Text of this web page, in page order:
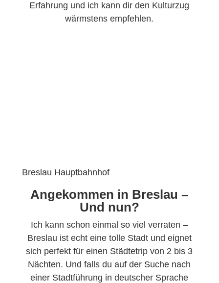
Erfahrung und ich kann dir den Kulturzug
wärmstens empfehlen.
Breslau Hauptbahnhof
Angekommen in Breslau –
Und nun?
Ich kann schon einmal so viel verraten –
Breslau ist echt eine tolle Stadt und eignet
sich perfekt für einen Städtetrip von 2 bis 3
Nächten. Und falls du auf der Suche nach
einer Stadtführung in deutscher Sprache